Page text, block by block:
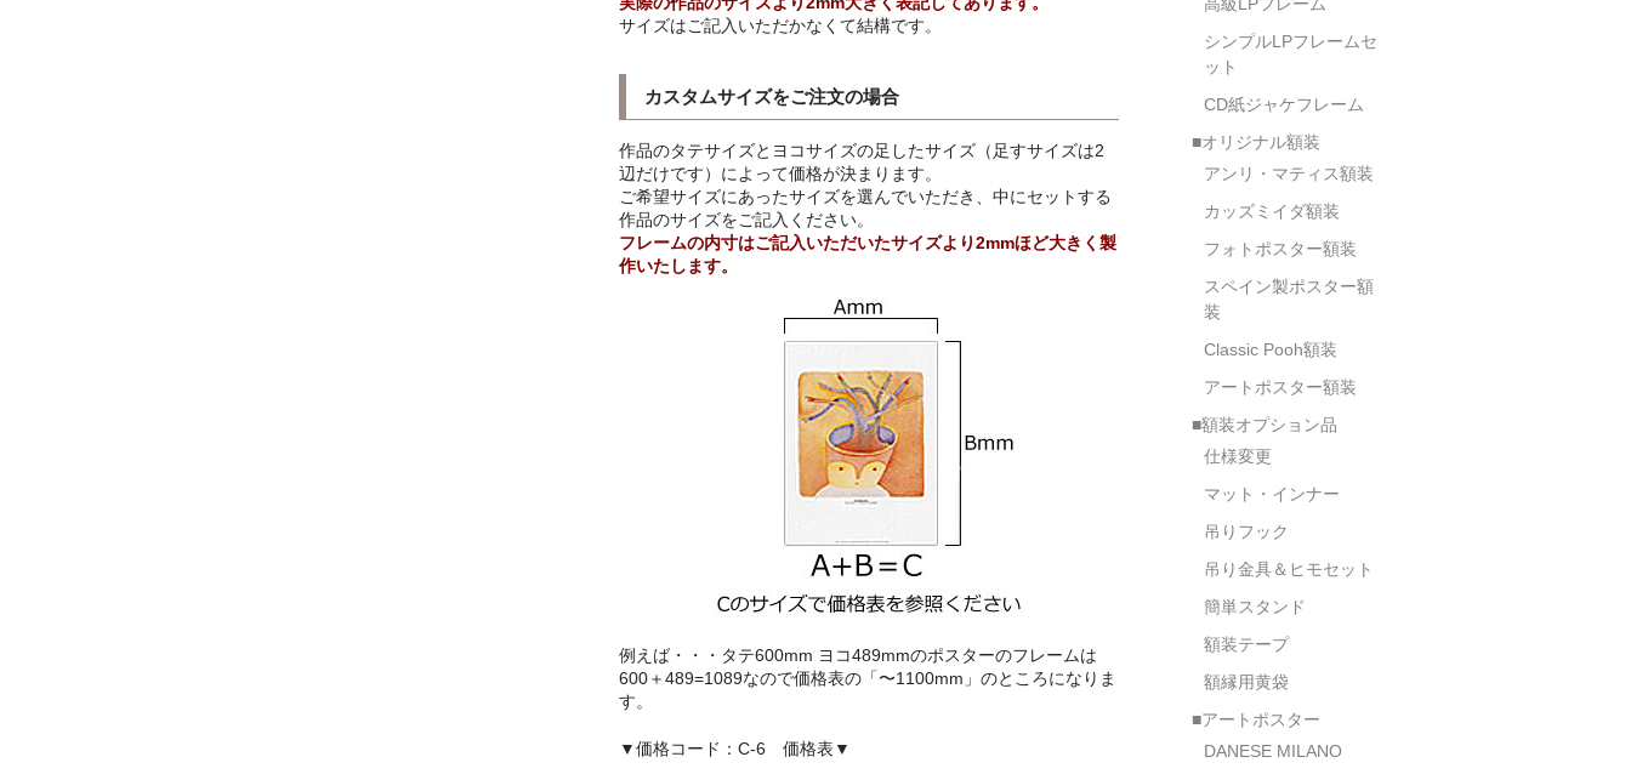
サイズはご記入いただかなくて結構です。
カスタムサイズをご注文の場合
作品のタテサイズとヨコサイズの足したサイズ（足すサイズは2
辺だけです）によって価格が決まります。
ご希望サイズにあったサイズを選んでいただき、中にセットする
作品のサイズをご記入ください。
フレームの内寸はご記入いただいたサイズより2mmほど大きく製
作いたします。
例えば・・・タテ600mm ヨコ489mmのポスターのフレームは
600＋489=1089なので価格表の「〜1100mm」のところになりま
す。
▼価格コード：C-6 価格表▼
シンプルLPフレームセ
ット
CD紙ジャケフレーム
■オリジナル額装
アンリ・マティス額装
カッズミイダ額装
フォトポスター額装
スペイン製ポスター額
装
Classic Pooh額装
アートポスター額装
■額装オプション品
仕様変更
マット・インナー
吊りフック
吊り金具＆ヒモセット
簡単スタンド
額装テープ
額縁用黄袋
■アートポスター
DANESE MILANO